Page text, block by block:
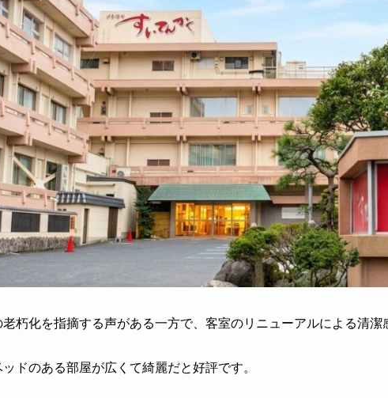
朽化を指摘する声がある一方で、客室のリニューアルによる清
ドのある部屋が広くて綺麗だと好評です。